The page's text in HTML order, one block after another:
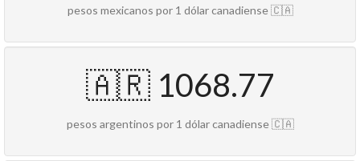
pesos mexicanos por 1 dólar canadiense 🇨🇦
🇦🇷 1068.77
pesos argentinos por 1 dólar canadiense 🇨🇦